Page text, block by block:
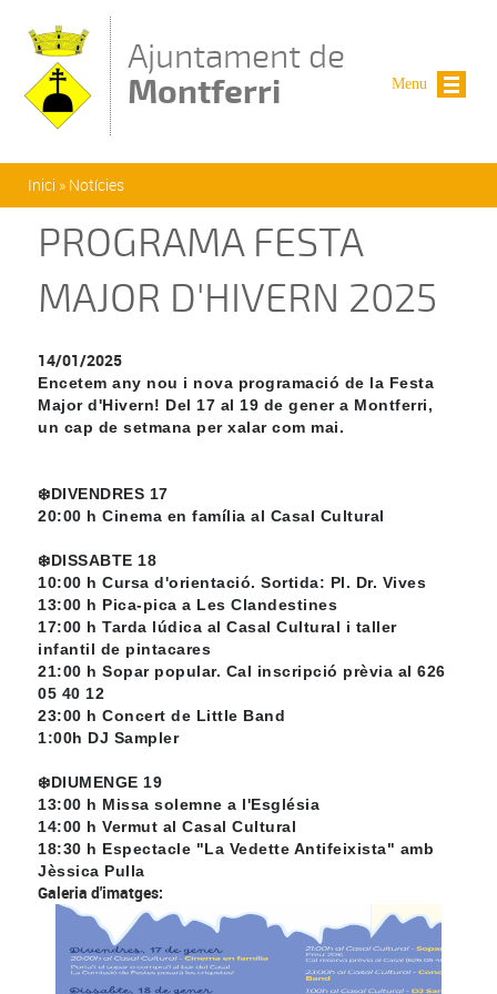
Ajuntament de
Montferri
Esteu aquí
Inici » Notícies
PROGRAMA FESTA
MAJOR D'HIVERN 2025
14/01/2025
Encetem any nou i nova programació de la Festa
Major d'Hivern! Del 17 al 19 de gener a Montferri,
un cap de setmana per xalar com mai.
❄️DIVENDRES 17
20:00 h Cinema en família al Casal Cultural
❄️DISSABTE 18
10:00 h Cursa d'orientació. Sortida: Pl. Dr. Vives
13:00 h Pica-pica a Les Clandestines
17:00 h Tarda lúdica al Casal Cultural i taller
infantil de pintacares
21:00 h Sopar popular. Cal inscripció prèvia al 626
05 40 12
23:00 h Concert de Little Band
1:00h DJ Sampler
❄️DIUMENGE 19
13:00 h Missa solemne a l'Església
14:00 h Vermut al Casal Cultural
18:30 h Espectacle "La Vedette Antifeixista" amb
Jèssica Pulla
Galeria d'imatges:
Menu